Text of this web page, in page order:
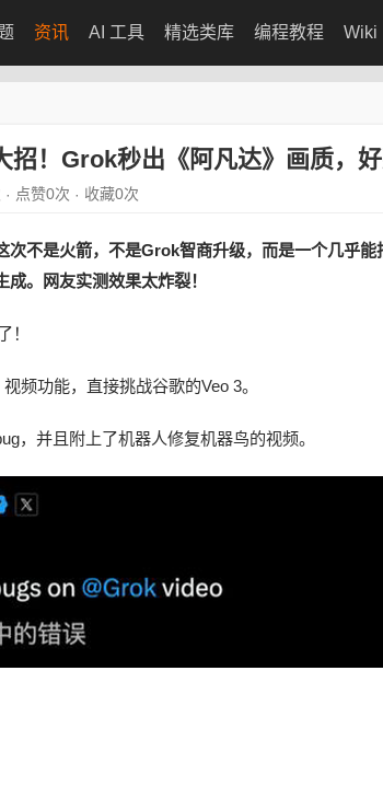
资讯 AI 工具 精选类库 编程教程 Wiki
招！Grok秒出《阿凡达》画质，好
· 点赞0次 · 收藏0次
次不是火箭，不是Grok智商升级，而是一个几乎
。网友实测效果太炸裂！
！
频功能，直接挑战谷歌的Veo 3。
，并且附上了机器人修复机器鸟的视频。